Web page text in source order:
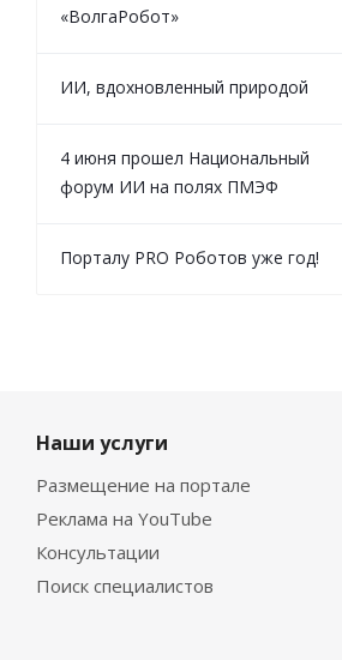
«ВолгаРобот»
ИИ, вдохновленный природой
4 июня прошел Национальный
форум ИИ на полях ПМЭФ
Порталу PRO Роботов уже год!
Наши услуги
Размещение на портале
Реклама на YouTube
Консультации
Поиск специалистов